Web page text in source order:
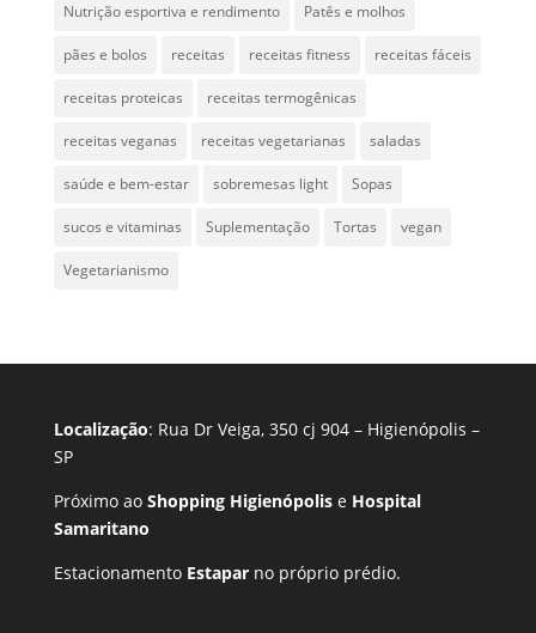
Nutrição esportiva e rendimento Patês e molhos
pães e bolos receitas receitas fitness receitas fáceis
receitas proteicas receitas termogênicas
receitas veganas receitas vegetarianas saladas
saúde e bem-estar sobremesas light Sopas
sucos e vitaminas Suplementação Tortas vegan
Vegetarianismo
Localização: Rua Dr Veiga, 350 cj 904 – Higienópolis –
SP
Próximo ao Shopping Higienópolise Hospital
Samaritano
Estacionamento Estaparno próprio prédio.